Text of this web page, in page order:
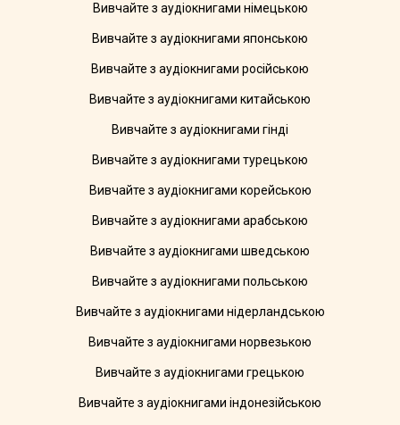
Вивчайте з аудіокнигами німецькою
Вивчайте з аудіокнигами японською
Вивчайте з аудіокнигами російською
Вивчайте з аудіокнигами китайською
Вивчайте з аудіокнигами гінді
Вивчайте з аудіокнигами турецькою
Вивчайте з аудіокнигами корейською
Вивчайте з аудіокнигами арабською
Вивчайте з аудіокнигами шведською
Вивчайте з аудіокнигами польською
Вивчайте з аудіокнигами нідерландською
Вивчайте з аудіокнигами норвезькою
Вивчайте з аудіокнигами грецькою
Вивчайте з аудіокнигами індонезійською